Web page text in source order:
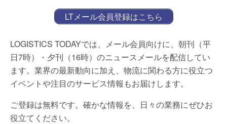
LTメール会員登録はこちら
LOGISTICS TODAYでは、メール会員向けに、朝刊（平
日7時）・夕刊（16時）のニュースメールを配信してい
ます。業界の最新動向に加え、物流に関わる方に役立つ
イベントや注目のサービス情報もお届けします。
ご登録は無料です。確かな情報を、日々の業務にぜひお
役立てください。